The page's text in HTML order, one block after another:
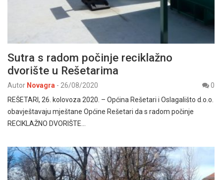
Sutra s radom počinje reciklažno
dvorište u Rešetarima
Autor Novagra - 26/08/2020
0
REŠETARI, 26. kolovoza 2020. – Općina Rešetari i Oslagališto d.o.o.
obavještavaju mještane Općine Rešetari da s radom počinje
RECIKLAŽNO DVORIŠTE…